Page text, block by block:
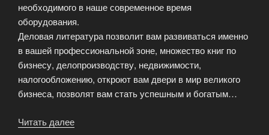
необходимого в наше современное время
оборудования.
Деловая литература позволит вам развиваться именно
в вашей профессиональной зоне, множество книг по
бизнесу, делопроизводству, недвижимости,
налогообложению, откроют вам двери в мир великого
бизнеса, позволят вам стать успешным и богатым…
Читать далее